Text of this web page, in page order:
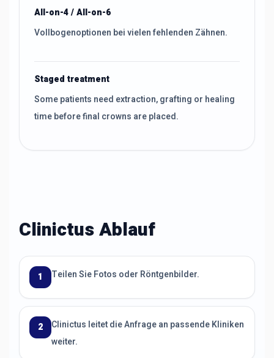
All-on-4 / All-on-6
Vollbogenoptionen bei vielen fehlenden Zähnen.
Staged treatment
Some patients need extraction, grafting or healing
time before final crowns are placed.
Clinictus Ablauf
1 Teilen Sie Fotos oder Röntgenbilder.
2
Clinictus leitet die Anfrage an passende Kliniken
weiter.